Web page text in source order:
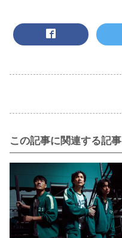
この記事に関連する記事